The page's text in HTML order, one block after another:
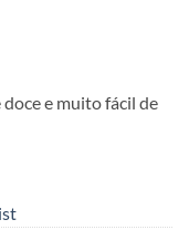
e muito fácil de